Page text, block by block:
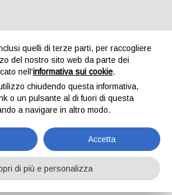
quelli di terze parti, per raccogliere
del nostro sito web da parte dei
nell'informativa sui cookie.
chiudendo questa informativa,
o un pulsante al di fuori di questa
a navigare in altro modo.
Accetta
di più e personalizza